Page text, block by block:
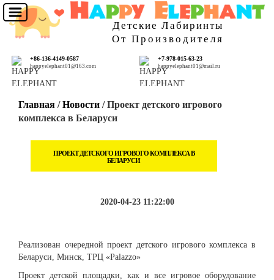
Детские Лабиринты
От Производителя
+86-136-4149-0587
happyelephant01@163.com
+7-978-015-63-23
happyelephant01@mail.ru
Главная /Новости / Проект детского игрового
комплекса в Беларуси
ПРОЕКТ ДЕТСКОГО ИГРОВОГО КОМПЛЕКСА В
БЕЛАРУСИ
2020-04-23 11:22:00
Реализован очередной проект детского игрового комплекса в
Беларуси, Минск, ТРЦ «Palazzo»
Проект детской площадки, как и все игровое оборудование